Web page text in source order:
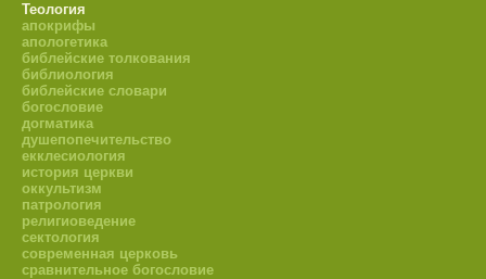
Теология
апокрифы
апологетика
библейские толкования
библиология
библейские словари
богословие
догматика
душепопечительство
екклесиология
история церкви
оккультизм
патрология
религиоведение
сектология
современная церковь
сравнительное богословие